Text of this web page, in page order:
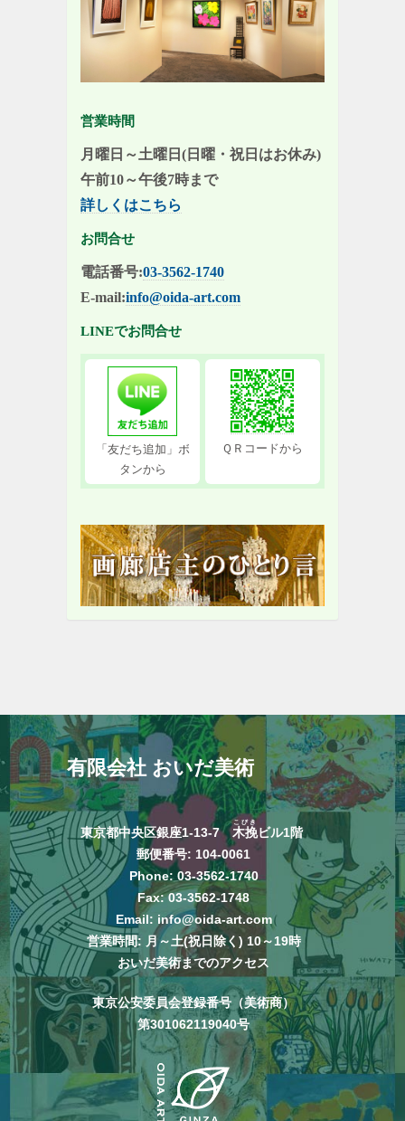
営業時間
月曜日～土曜日(日曜・祝日はお休み)
午前10～午後7時まで
詳しくはこちら
お問合せ
電話番号:03-3562-1740
E-mail:info@oida-art.com
LINEでお問合せ
「友だち追加」ボ
タンから
ＱＲコードから
有限会社 おいだ美術
東京都中央区銀座1-13-7木挽
こびき
ビル1階
郵便番号: 104-0061
Phone: 03-3562-1740
Fax: 03-3562-1748
Email: info@oida-art.com
営業時間: 月～土(祝日除く) 10～19時
おいだ美術までのアクセス
東京公安委員会登録番号（美術商）
第301062119040号